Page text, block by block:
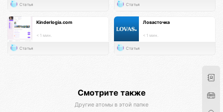
Статья Статья
Kinderlogia.com
< 1 мин.
Статья
Ловасточка
< 1 мин.
Статья
Смотрите также
Другие атомы в этой папке